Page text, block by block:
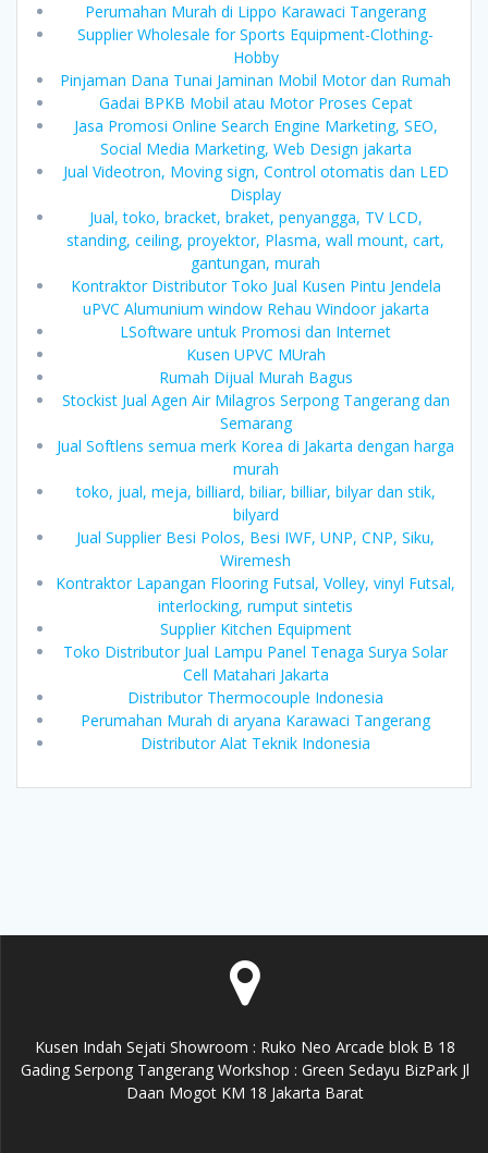
Perumahan Murah di Lippo Karawaci Tangerang
Supplier Wholesale for Sports Equipment-Clothing-
Hobby
Pinjaman Dana Tunai Jaminan Mobil Motor dan Rumah
Gadai BPKB Mobil atau Motor Proses Cepat
Jasa Promosi Online Search Engine Marketing, SEO,
Social Media Marketing, Web Design jakarta
Jual Videotron, Moving sign, Control otomatis dan LED
Display
Jual, toko, bracket, braket, penyangga, TV LCD,
standing, ceiling, proyektor, Plasma, wall mount, cart,
gantungan, murah
Kontraktor Distributor Toko Jual Kusen Pintu Jendela
uPVC Alumunium window Rehau Windoor jakarta
LSoftware untuk Promosi dan Internet
Kusen UPVC MUrah
Rumah Dijual Murah Bagus
Stockist Jual Agen Air Milagros Serpong Tangerang dan
Semarang
Jual Softlens semua merk Korea di Jakarta dengan harga
murah
toko, jual, meja, billiard, biliar, billiar, bilyar dan stik,
bilyard
Jual Supplier Besi Polos, Besi IWF, UNP, CNP, Siku,
Wiremesh
Kontraktor Lapangan Flooring Futsal, Volley, vinyl Futsal,
interlocking, rumput sintetis
Supplier Kitchen Equipment
Toko Distributor Jual Lampu Panel Tenaga Surya Solar
Cell Matahari Jakarta
Distributor Thermocouple Indonesia
Perumahan Murah di aryana Karawaci Tangerang
Distributor Alat Teknik Indonesia
Kusen Indah Sejati Showroom : Ruko Neo Arcade blok B 18
Gading Serpong Tangerang Workshop : Green Sedayu BizPark Jl
Daan Mogot KM 18 Jakarta Barat